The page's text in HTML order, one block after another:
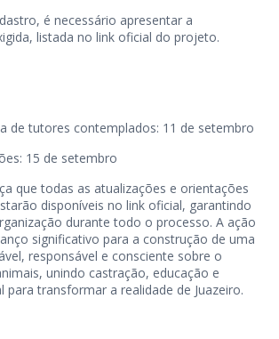
é necessário apresentar a
listada no link oficial do projeto.
de tutores contemplados: 11 de setembro
15 de setembro
que todas as atualizações e orientações
disponíveis no link oficial, garantindo
durante todo o processo. A ação
significativo para a construção de uma
responsável e consciente sobre o
unindo castração, educação e
para transformar a realidade de Juazeiro.